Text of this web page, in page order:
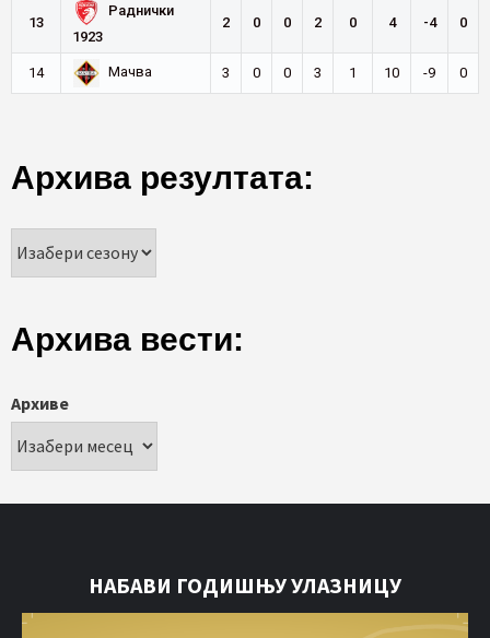
13
Раднички
1923
2 0 0 2 0 4 -4 0
14 Мачва 3 0 0 3 1 10 -9 0
Архива резултата:
Архива вести:
Архиве
НАБАВИ ГОДИШЊУ УЛАЗНИЦУ